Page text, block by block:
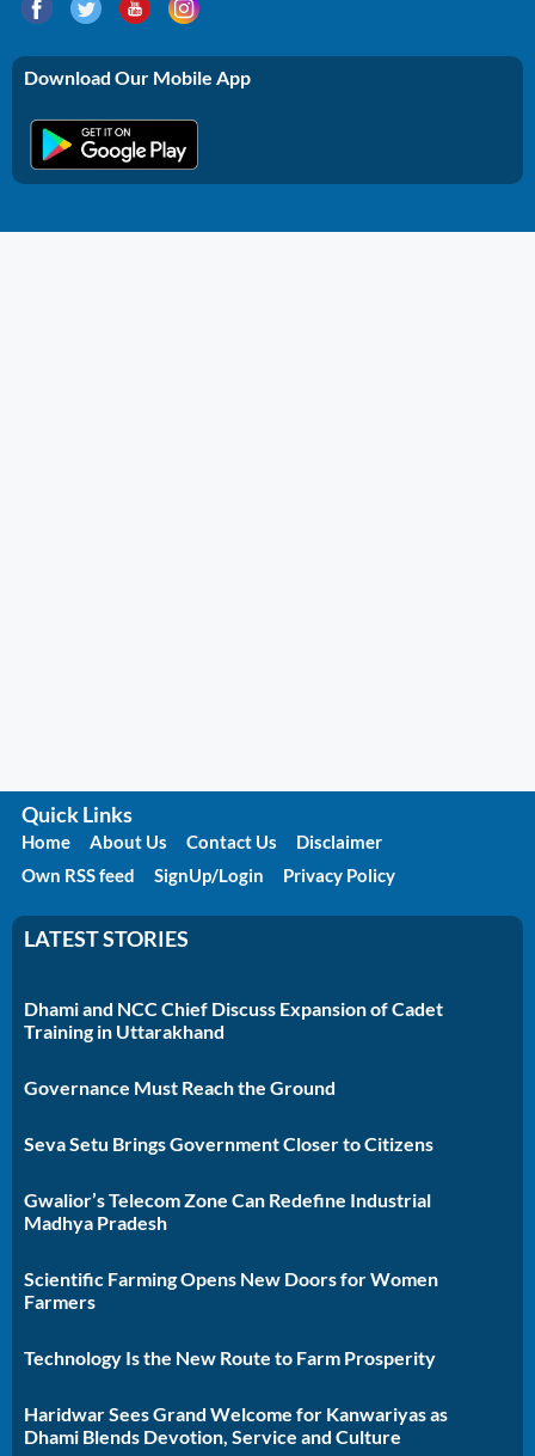
Download Our Mobile App
Quick Links
Home About Us Contact Us
Disclaimer
Own RSS feed
SignUp/Login Privacy Policy
LATEST STORIES
Dhami and NCC Chief Discuss Expansion of Cadet
Training in Uttarakhand
Governance Must Reach the Ground
Seva Setu Brings Government Closer to Citizens
Gwalior’s Telecom Zone Can Redefine Industrial
Madhya Pradesh
Scientific Farming Opens New Doors for Women
Farmers
Technology Is the New Route to Farm Prosperity
Haridwar Sees Grand Welcome for Kanwariyas as
Dhami Blends Devotion, Service and Culture